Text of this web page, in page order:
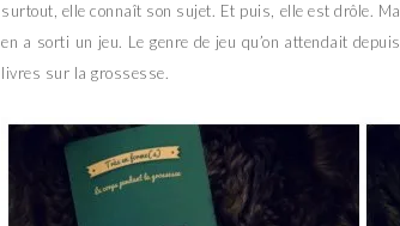
surtout, elle connaît son sujet. Et puis, elle est drôle.
en a sorti un jeu. Le genre de jeu qu’on attendait
livres sur la grossesse.